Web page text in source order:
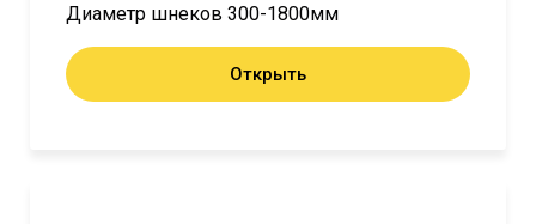
Диаметр шнеков 300-1800мм
Открыть